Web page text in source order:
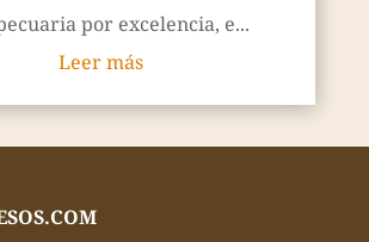
por excelencia, e...
Leer más